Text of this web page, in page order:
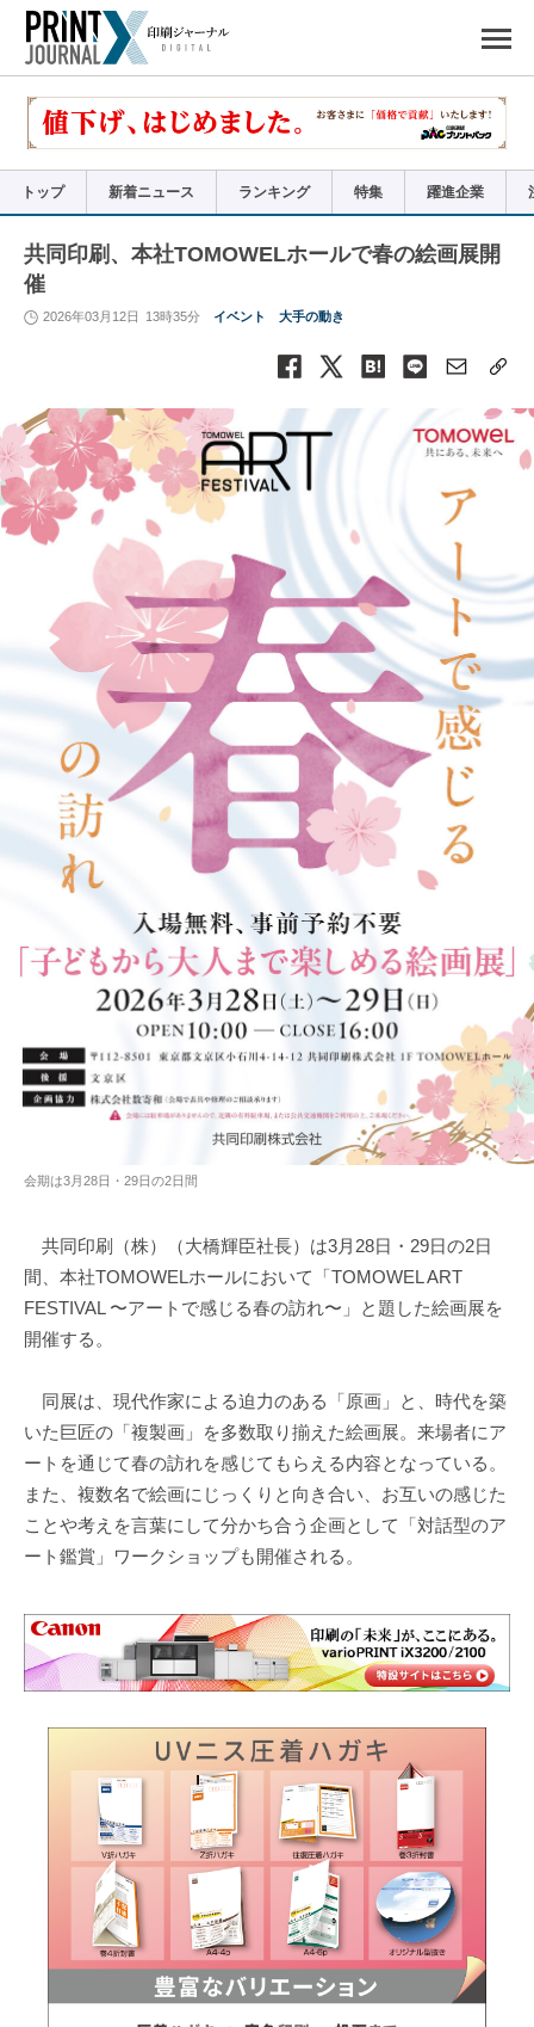
で
リ
トップ 新着ニュース ランキング 特集 躍進企業
共同印刷、本社TOMOWELホールで春の絵画展開
催
2026年03月12日 13時35分 イベント 大手の動き
会期は3月28日・29日の2日間
共同印刷（株）（大橋輝臣社長）は3月28日・29日の2日
間、本社TOMOWELホールにおいて「TOMOWEL ART
FESTIVAL 〜アートで感じる春の訪れ〜」と題した絵画展を
開催する。
同展は、現代作家による迫力のある「原画」と、時代を築
いた巨匠の「複製画」を多数取り揃えた絵画展。来場者にア
ートを通じて春の訪れを感じてもらえる内容となっている。
また、複数名で絵画にじっくりと向き合い、お互いの感じた
ことや考えを言葉にして分かち合う企画として「対話型のア
ート鑑賞」ワークショップも開催される。